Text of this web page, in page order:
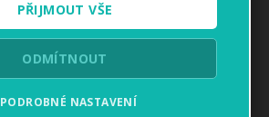
PŘIJMOUT VŠE
ODMÍTNOUT
PODROBNÉ NASTAVENÍ